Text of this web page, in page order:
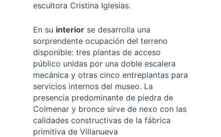
escultora Cristina Iglesias.
En su interiorse desarrolla una
sorprendente ocupación del terreno
disponible: tres plantas de acceso
público unidas por una doble escalera
mecánica y otras cinco entreplantas para
servicios internos del museo. La
presencia predominante de piedra de
Colmenar y bronce sirve de nexo con las
calidades constructivas de la fábrica
primitiva de Villanueva